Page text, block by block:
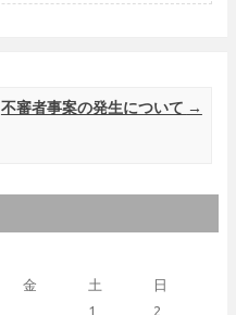
不審者事案の発生について →
金 土 日
1
2